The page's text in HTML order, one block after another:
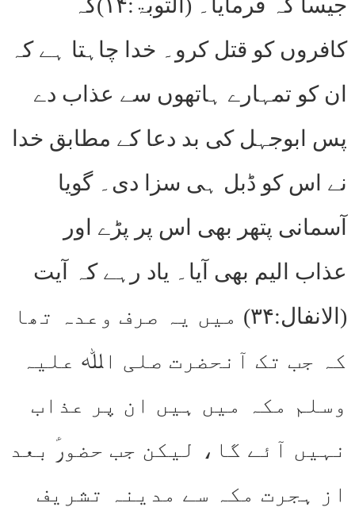
کافروں کو قتل کرو۔ خدا چاہتا ہے کہ
ان کو تمہارے ہاتھوں سے عذاب دے
پس ابوجہل کی بد دعا کے مطابق خدا
نے اس کو ڈبل ہی سزا دی۔ گویا
آسمانی پتھر بھی اس پر پڑے اور
عذاب الیم بھی آیا۔ یاد رہے کہ آیت
(الانفال:۳۴) میں یہ صرف وعدہ تھا
کہ جب تک آنحضرت صلی اﷲ علیہ
وسلم مکہ میں ہیں ان پر عذاب
نہیں آئے گا، لیکن جب حضورؑ بعد
از ہجرت مکہ سے مدینہ تشریف